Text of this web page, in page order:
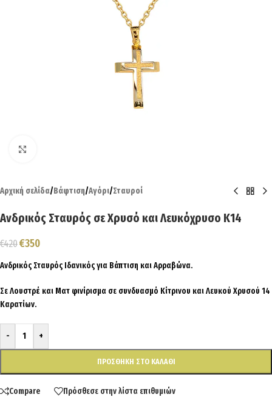
Αρχική σελίδα/Βάφτιση/Αγόρι/Σταυροί
Ανδρικός Σταυρός σε Χρυσό και Λευκόχρυσο Κ14
€420€350
Ανδρικός Σταυρός Ιδανικός για Βάπτιση και Αρραβώνα.
Σε Λουστρέ και Ματ φινίρισμα σε συνδυασμό Κίτρινου και Λευκού Χρυσού 14
Καρατίων.
- +
ΠΡΟΣΘΉΚΗ ΣΤΟ ΚΑΛΆΘΙ
Compare Πρόσθεσε στην λίστα επιθυμιών